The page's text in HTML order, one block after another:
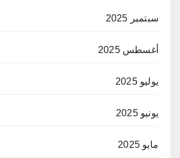
سبتمبر 2025
أغسطس 2025
يوليو 2025
يونيو 2025
مايو 2025